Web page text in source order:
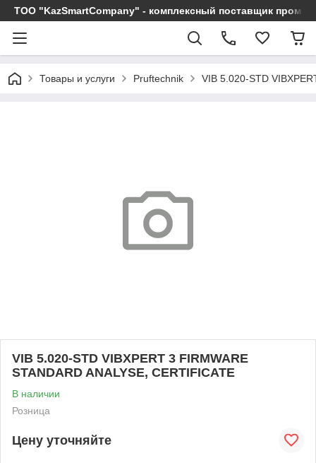
ТОО "KazSmartCompany" - комплексный поставщик
Товары и услуги Pruftechnik VIB 5.020-STD
VIB 5.020-STD VIBXPERT 3 FIRMWARE
STANDARD ANALYSE, CERTIFICATE
В наличии
Розница
Цену уточняйте